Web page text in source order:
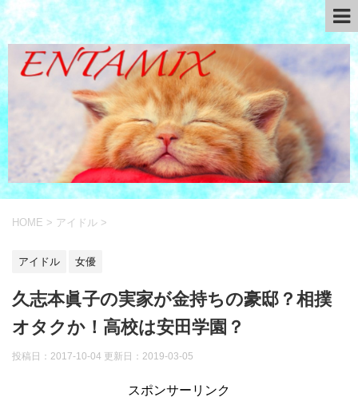
HOME > アイドル >
アイドル 女優
久志本眞子の実家が金持ちの豪邸？相撲
オタクか！高校は安田学園？
投稿日：2017-10-04 更新日： 2019-03-05
スポンサーリンク